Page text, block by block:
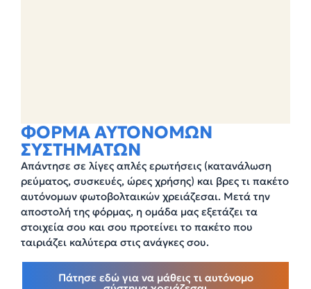
ΦΟΡΜΑ AYTONOMΩΝ
ΣΥΣΤΗΜΑΤΩΝ
Απάντησε σε λίγες απλές ερωτήσεις (κατανάλωση
ρεύματος, συσκευές, ώρες χρήσης) και βρες τι πακέτο
αυτόνομων φωτοβολταικών χρειάζεσαι. Μετά την
αποστολή της φόρμας, η ομάδα μας εξετάζει τα
στοιχεία σου και σου προτείνει το πακέτο που
ταιριάζει καλύτερα στις ανάγκες σου.
Πάτησε εδώ για να μάθεις τι αυτόνομο